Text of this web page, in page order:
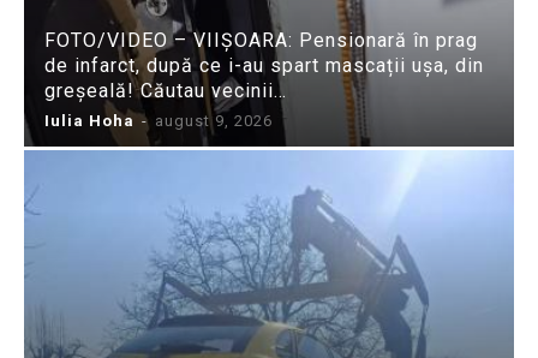
FOTO/VIDEO – VIIȘOARA: Pensionară în prag
de infarct, după ce i-au spart mascații ușa, din
greșeală! Căutau vecinii…
Iulia Hoha - august 9, 2026